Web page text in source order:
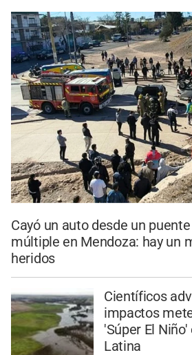
Cayó un auto desde un
múltiple en Mendoza: hay un
heridos
Científicos
impactos
'Súper El
Latina